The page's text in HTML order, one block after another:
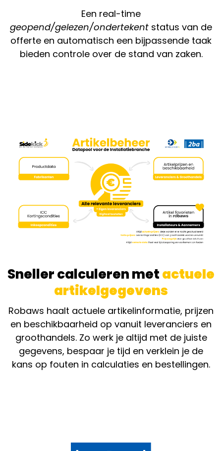
Een real-time
geopend/gelezen/ondertekent status van de
offerte en automatisch een bijpassende taak
bieden controle over de stand van zaken.
Sneller calculeren metactuele
artikelgegevens
Robaws haalt actuele artikelinformatie, prijzen
en beschikbaarheid op vanuit leveranciers en
groothandels. Zo werk je altijd met de juiste
gegevens, bespaar je tijd en verklein je de
kans op fouten in calculaties en bestellingen.